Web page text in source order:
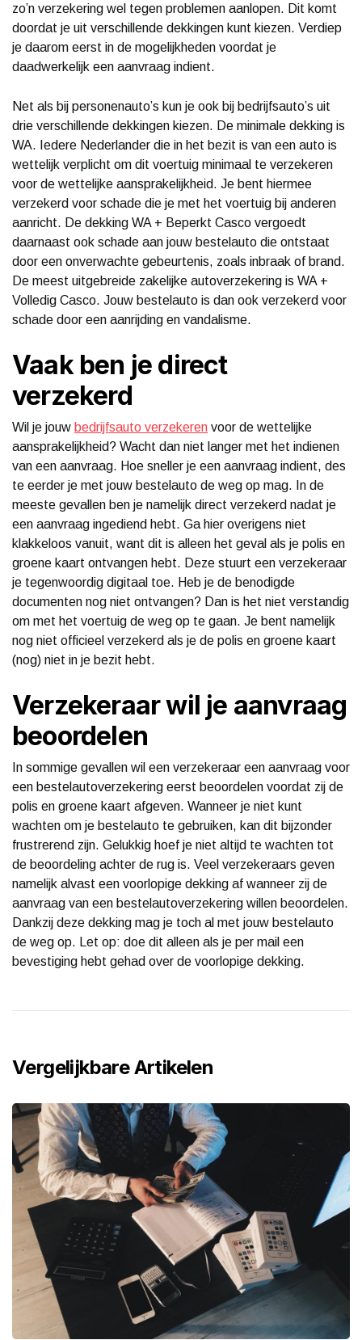
zo’n verzekering wel tegen problemen aanlopen. Dit komt
doordat je uit verschillende dekkingen kunt kiezen. Verdiep
je daarom eerst in de mogelijkheden voordat je
daadwerkelijk een aanvraag indient.
Net als bij personenauto’s kun je ook bij bedrijfsauto’s uit
drie verschillende dekkingen kiezen. De minimale dekking is
WA. Iedere Nederlander die in het bezit is van een auto is
wettelijk verplicht om dit voertuig minimaal te verzekeren
voor de wettelijke aansprakelijkheid. Je bent hiermee
verzekerd voor schade die je met het voertuig bij anderen
aanricht. De dekking WA + Beperkt Casco vergoedt
daarnaast ook schade aan jouw bestelauto die ontstaat
door een onverwachte gebeurtenis, zoals inbraak of brand.
De meest uitgebreide zakelijke autoverzekering is WA +
Volledig Casco. Jouw bestelauto is dan ook verzekerd voor
schade door een aanrijding en vandalisme.
Vaak ben je direct
verzekerd
Wil je jouw bedrijfsauto verzekeren voor de wettelijke
aansprakelijkheid? Wacht dan niet langer met het indienen
van een aanvraag. Hoe sneller je een aanvraag indient, des
te eerder je met jouw bestelauto de weg op mag. In de
meeste gevallen ben je namelijk direct verzekerd nadat je
een aanvraag ingediend hebt. Ga hier overigens niet
klakkeloos vanuit, want dit is alleen het geval als je polis en
groene kaart ontvangen hebt. Deze stuurt een verzekeraar
je tegenwoordig digitaal toe. Heb je de benodigde
documenten nog niet ontvangen? Dan is het niet verstandig
om met het voertuig de weg op te gaan. Je bent namelijk
nog niet officieel verzekerd als je de polis en groene kaart
(nog) niet in je bezit hebt.
Verzekeraar wil je aanvraag
beoordelen
In sommige gevallen wil een verzekeraar een aanvraag voor
een bestelautoverzekering eerst beoordelen voordat zij de
polis en groene kaart afgeven. Wanneer je niet kunt
wachten om je bestelauto te gebruiken, kan dit bijzonder
frustrerend zijn. Gelukkig hoef je niet altijd te wachten tot
de beoordeling achter de rug is. Veel verzekeraars geven
namelijk alvast een voorlopige dekking af wanneer zij de
aanvraag van een bestelautoverzekering willen beoordelen.
Dankzij deze dekking mag je toch al met jouw bestelauto
de weg op. Let op: doe dit alleen als je per mail een
bevestiging hebt gehad over de voorlopige dekking.
Vergelijkbare Artikelen